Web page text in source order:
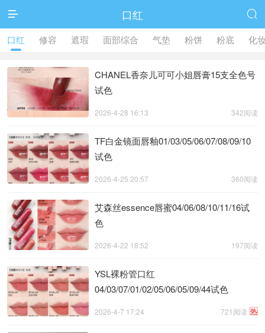
 口红 
口红 修容 遮瑕 面部综合 气垫 粉饼 粉底 化
CHANEL香奈儿可可小姐唇膏15支全色号
试色
342阅读
2026-4-28 16:13
TF白金镜面唇釉01/03/05/06/07/08/09/10
试色
360阅读
2026-4-25 20:57
艾森丝essence唇蜜04/06/08/10/11/16试
色
197阅读
2026-4-22 18:52
YSL裸粉管口红
04/03/07/01/02/05/06/05/09/44试色
热
721阅读
2026-4-7 17:24